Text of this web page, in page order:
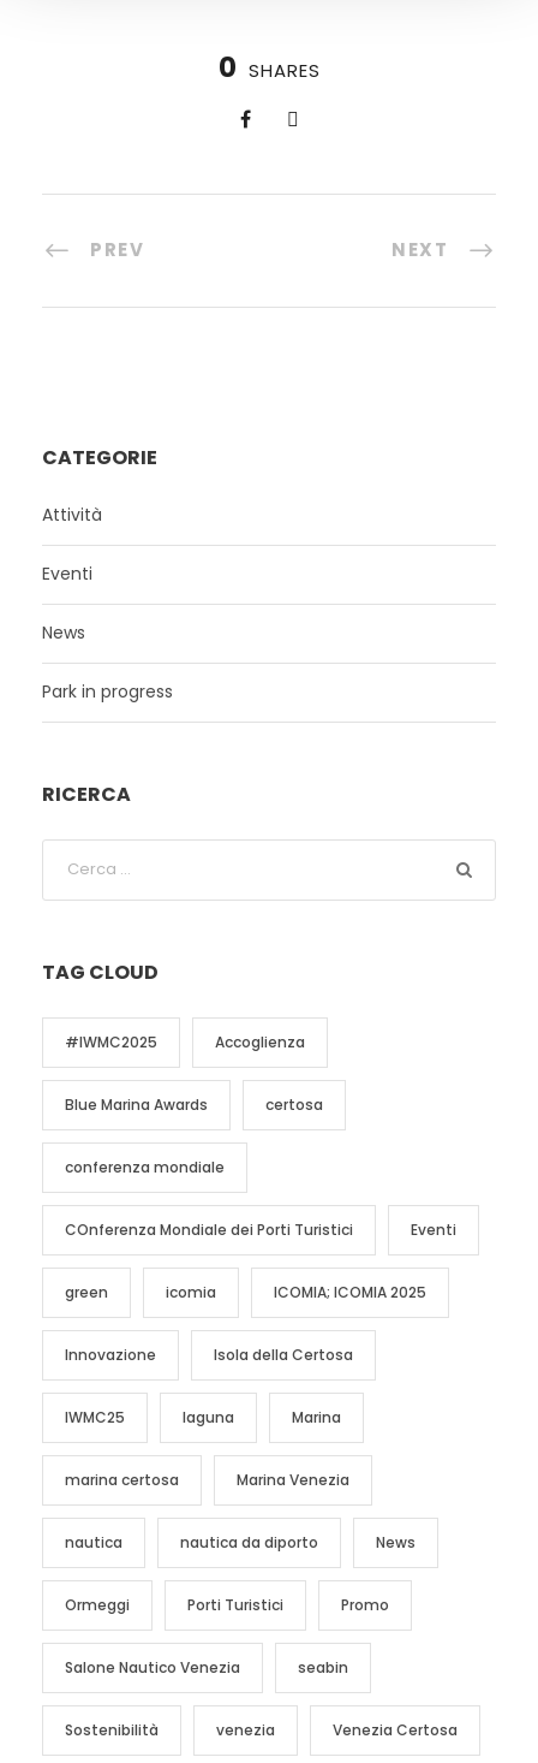
0 SHARES
PREV NEXT
CATEGORIE
Attività
Eventi
News
Park in progress
RICERCA
TAG CLOUD
#IWMC2025 Accoglienza
Blue Marina Awards certosa
conferenza mondiale
COnferenza Mondiale dei Porti Turistici Eventi
green icomia ICOMIA; ICOMIA 2025
Innovazione Isola della Certosa
IWMC25 laguna Marina
marina certosa Marina Venezia
nautica nautica da diporto News
Ormeggi Porti Turistici Promo
Salone Nautico Venezia seabin
Sostenibilità venezia Venezia Certosa